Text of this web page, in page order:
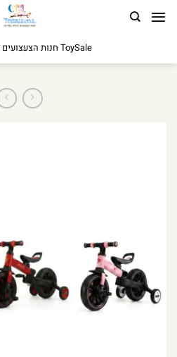
לתוכן
ToySale חנות הצעצועים הזולה במדינה